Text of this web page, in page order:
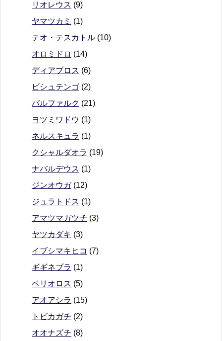
リオレウス (9)
ヤマツカミ (1)
テオ・テスカトル (10)
オロミドロ (14)
ディアブロス (6)
ビシュテンゴ (2)
バルファルク (21)
ヨツミワドウ (1)
ネルスキュラ (1)
クシャルダオラ (19)
ナバルデウス (1)
ジンオウガ(12)
ジュラトドス (1)
アマツマガツチ (3)
ヤツカダキ (3)
イブシマキヒコ (7)
ギギネブラ (1)
ベリオロス (5)
アオアシラ (15)
トビカガチ (2)
オオナズチ (8)